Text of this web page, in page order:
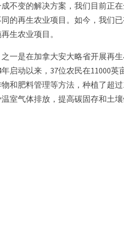
不变的解决方案，我们目前正
的再生农业项目。如今，我们
生农业项目。
一是在加拿大安大略省开展再生
启动以来，37位农民在11000英
和肥料管理等方法，种植了超
室气体排放，提高碳固存和土壤